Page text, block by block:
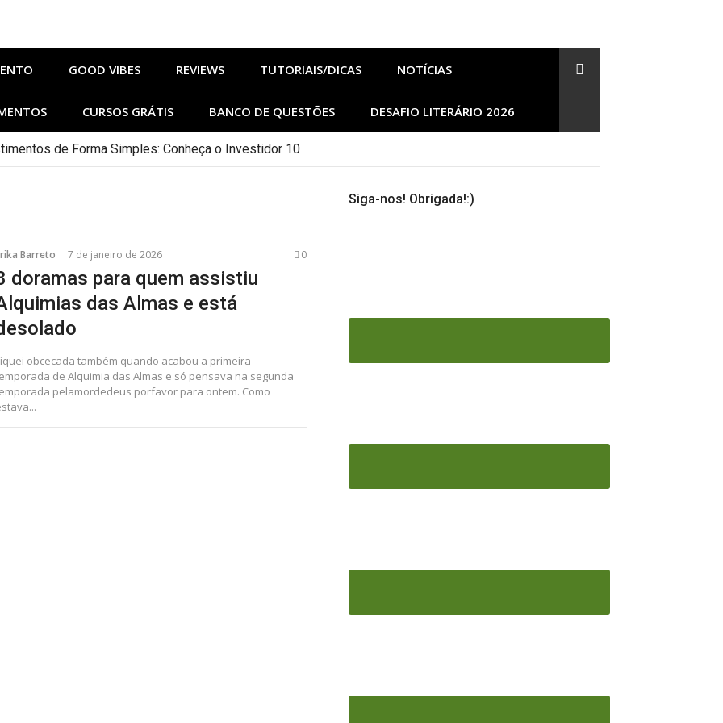
GOOD VIBES REVIEWS TUTORIAIS/DICAS NOTÍCIAS
CURSOS GRÁTIS BANCO DE QUESTÕES DESAFIO LITERÁRIO 2026
de Forma Simples: Conheça o Investidor 10
no Adrenalina Pura+ trazem ação e suspense
em Agosto: Lanternas, Casa do Dragão e Mais! [Filmes/Séries/Documentários e mais]
para praticar inglês assistindo TV no inverno
Barreto 7 de janeiro de 2026 0
doramas para quem assistiu
das Almas e está
obcecada também quando acabou a primeira
de Alquimia das Almas e só pensava na segunda
pelamordedeus porfavor para ontem. Como
Siga-nos! Obrigada!:)